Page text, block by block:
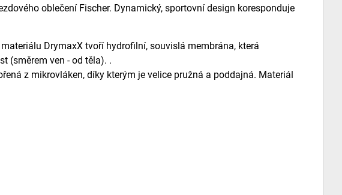
oblečení Fischer. Dynamický, sportovní design koresponduje
DrymaxX tvoří hydrofilní, souvislá membrána, která
(směrem ven - od těla). .
z mikrovláken, díky kterým je velice pružná a poddajná. Materiál